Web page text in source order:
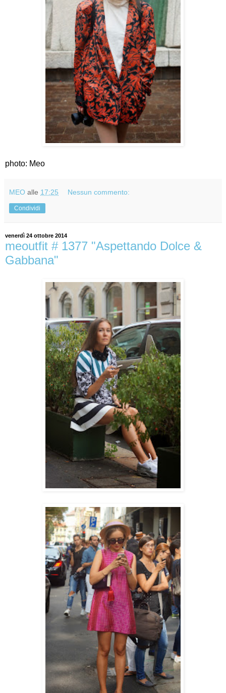
photo: Meo
MEO alle 17:25 Nessun commento:
Condividi
venerdì 24 ottobre 2014
meoutfit # 1377 "Aspettando Dolce &
Gabbana"